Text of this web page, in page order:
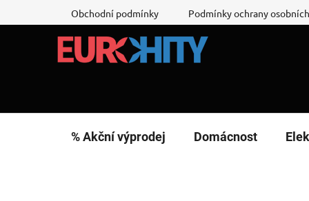
na
Obchodní podmínky Podmínky ochrany
% Akční výprodej Domácnost